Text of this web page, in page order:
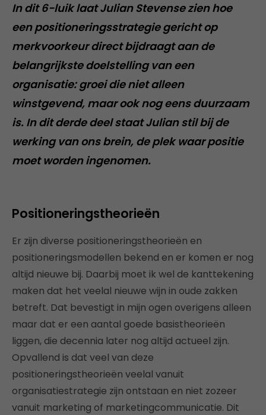
In dit 6-luik laat Julian Stevense zien hoe
een positioneringsstrategie gericht op
merkvoorkeur direct bijdraagt aan de
belangrijkste doelstelling van een
organisatie: groei die niet alleen
winstgevend, maar ook nog eens duurzaam
is. In dit derde deel staat Julian stil bij de
werking van ons brein, de plek waar positie
moet worden ingenomen.
Positioneringstheorieën
Er zijn diverse positioneringstheorieën en
positioneringsmodellen bekend en er komen er nog
altijd nieuwe bij. Daarbij moet ik wel de kanttekening
maken dat het veelal nieuwe wijn in oude zakken
betreft. Dat bevestigt in mijn ogen overigens alleen
maar dat er een aantal goede basistheorieën
liggen, die decennia later nog altijd actueel zijn.
Opvallend is dat veel van deze
positioneringstheorieën veelal vanuit
organisatiestrategie zijn ontstaan en niet zozeer
vanuit marketing of marketingcommunicatie. Dit